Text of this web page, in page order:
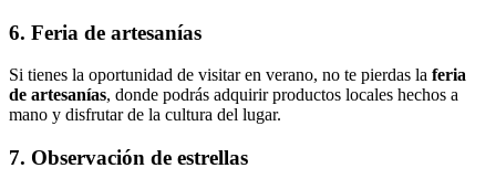
6. Feria de artesanías
Si tienes la oportunidad de visitar en verano, no te pierdas la feria
de artesanías, donde podrás adquirir productos locales hechos a
mano y disfrutar de la cultura del lugar.
7. Observación de estrellas